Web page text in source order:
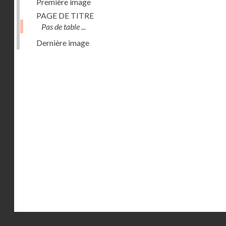
PAGE DE TITRE
Pas de table ...
Dernière image